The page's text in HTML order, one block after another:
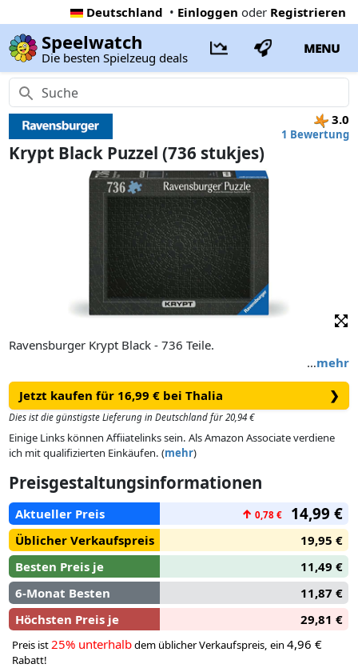
Deutschland • Einloggen oder Registrieren
Speelwatch
Die besten Spielzeug deals
MENU
3.0
1 Bewertung
Krypt Black Puzzel (736 stukjes)
…mehr
Ravensburger Krypt Black - 736 Teile.
Jetzt kaufen für 16,99 € bei Thalia ❯
Dies ist die günstigste Lieferung in Deutschland für 20,94 €
Einige Links können Affiiatelinks sein. Als Amazon Associate verdiene
ich mit qualifizierten Einkäufen. (mehr)
Preisgestaltungsinformationen
Aktueller Preis ↑ 0,78 € 14,99 €
Üblicher Verkaufspreis
19,95 €
Besten Preis je
11,49 €
6-Monat Besten
11,87 €
Höchsten Preis je
29,81 €
Preis ist 25% unterhalbdem üblicher Verkaufspreis, ein 4,96 €
Rabatt!